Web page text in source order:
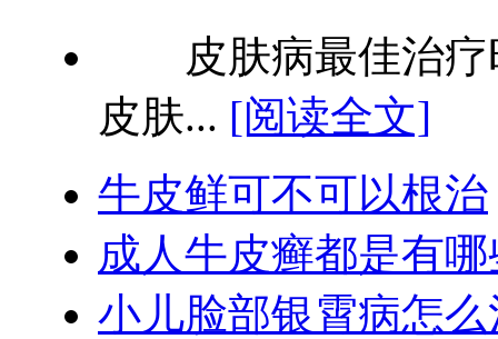
皮肤病最佳治疗
皮肤... [阅读全文]
牛皮鲜可不可以根治
成人牛皮癣都是有
小儿脸部银霄病怎么